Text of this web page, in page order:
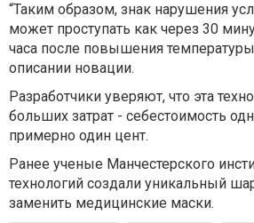
“Таким образом, знак нарушения
может проступать как через 30
часа после повышения
описании новации.
Разработчики уверяют, что эта
больших затрат - себестоимость
примерно один цент.
Ранее ученые Манчестерского
технологий создали уникальный
заменить медицинские маски.